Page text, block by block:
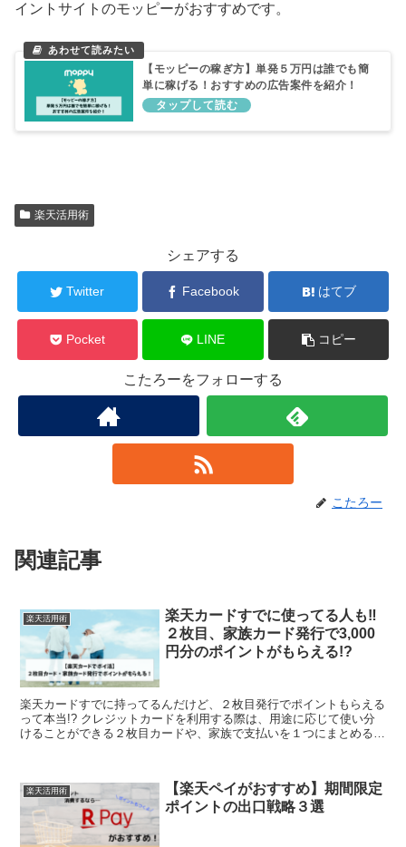
イントサイトのモッピーがおすすめです。
【モッピーの稼ぎ方】単発５万円は誰でも簡
単に稼げる！おすすめの広告案件を紹介！
楽天活用術
シェアする
Twitter Facebook はてブ
Pocket LINE コピー
こたろーをフォローする
こたろー
関連記事
楽天活用術
楽天カードすでに使ってる人も‼
２枚目、家族カード発行で3,000
円分のポイントがもらえる!?
楽天カードすでに持ってるんだけど、２枚目発行でポイントもらえる
って本当!? クレジットカードを利用する際は、用途に応じて使い分
けることができる２枚目カードや、家族で支払いを１つにまとめるこ
楽天活用術
【楽天ペイがおすすめ】期間限定
ポイントの出口戦略３選